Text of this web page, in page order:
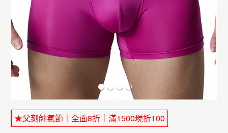
★父刻帥氣節｜全面8折｜滿1500現折100